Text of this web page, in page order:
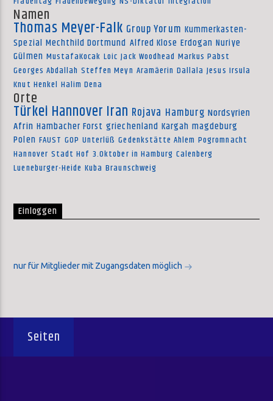
Namen
Thomas Meyer-Falk Group Yorum Kummerkasten-
Spezial Mechthild Dortmund Alfred Klose Erdogan Nuriye
Gülmen MustafaKocak Loic Jack Woodhead Markus Pabst
Georges Abdallah Steffen Meyn Aramäerin Dallala Jesus Irsula
Knut Henkel Halim Dena
Orte
Türkei Hannover Iran Rojava Hamburg Nordsyrien
Afrin Hambacher Forst griechenland Kargah magdeburg
Polen FAUST GOP Unterlüß Gedenkstätte Ahlem Pogromnacht
Hannover Stadt Hof 3.Oktober in Hamburg Calenberg
Lueneburger-Heide Kuba Braunschweig
Einloggen
nur für Mitglieder mit Zugangsdaten möglich
Seiten